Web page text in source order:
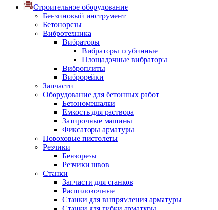
Строительное оборудование
Бензиновый инструмент
Бетонорезы
Вибротехника
Вибраторы
Вибраторы глубинные
Площадочные вибраторы
Виброплиты
Виброрейки
Запчасти
Оборудование для бетонных работ
Бетономешалки
Емкость для раствора
Затирочные машины
Фиксаторы арматуры
Пороховые пистолеты
Резчики
Бензорезы
Резчики швов
Станки
Запчасти для станков
Распиловочные
Станки для выпрямления арматуры
Станки для гибки арматуры